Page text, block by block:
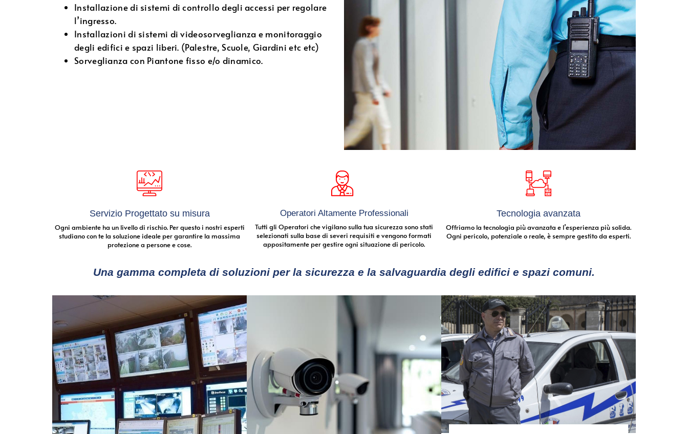
Installazione di sistemi di controllo degli accessi per regolare
l’ingresso.
Installazioni di sistemi di videosorveglianza e monitoraggio
degli edifici e spazi liberi. (Palestre, Scuole, Giardini etc etc)
Sorveglianza con Piantone fisso e/o dinamico.
Servizio Progettato su misura
Ogni ambiente ha un livello di rischio. Per questo i nostri esperti
studiano con te la soluzione ideale per garantire la massima
protezione a persone e cose.
Operatori Altamente Professionali
Tutti gli Operatori che vigilano sulla tua sicurezza sono stati
selezionati sulla base di severi requisiti e vengono formati
appositamente per gestire ogni situazione di pericolo.
Tecnologia avanzata
Offriamo la tecnologia più avanzata e l’esperienza più solida.
Ogni pericolo, potenziale o reale, è sempre gestito da esperti.
Una gamma completa di soluzioni per la sicurezza e la salvaguardia degli edifici e spazi comuni.